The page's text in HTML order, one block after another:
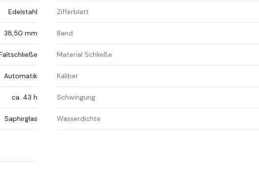
Edelstahl Zifferblatt
38,50 mm Band
Material Schließe
Automatik Kaliber
ca. 43 h Schwingung
Saphirglas Wasserdichte